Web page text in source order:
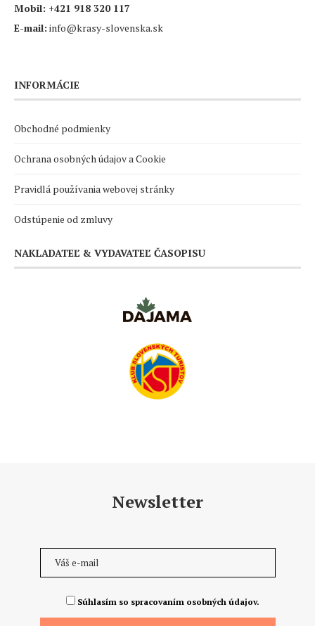
Mobil: +421 918 320 117
E-mail: info@krasy-slovenska.sk
INFORMÁCIE
Obchodné podmienky
Ochrana osobných údajov a Cookie
Pravidlá používania webovej stránky
Odstúpenie od zmluvy
NAKLADATEĽ & VYDAVATEĽ ČASOPISU
Newsletter
Súhlasím so spracovaním osobných údajov.